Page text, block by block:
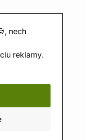
nech
reklamy.